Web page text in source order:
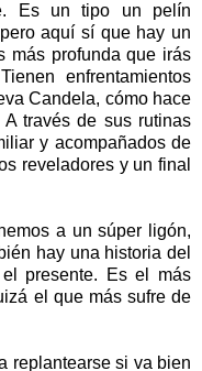
Es un tipo un pelín
aquí sí que hay un
más profunda que irás
enfrentamientos
Candela, cómo hace
través de sus rutinas
y acompañados de
reveladores y un final
a un súper ligón,
hay una historia del
presente. Es el más
el que más sufre de
replantearse si va bien